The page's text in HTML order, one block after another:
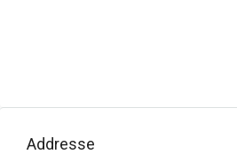
Addresse